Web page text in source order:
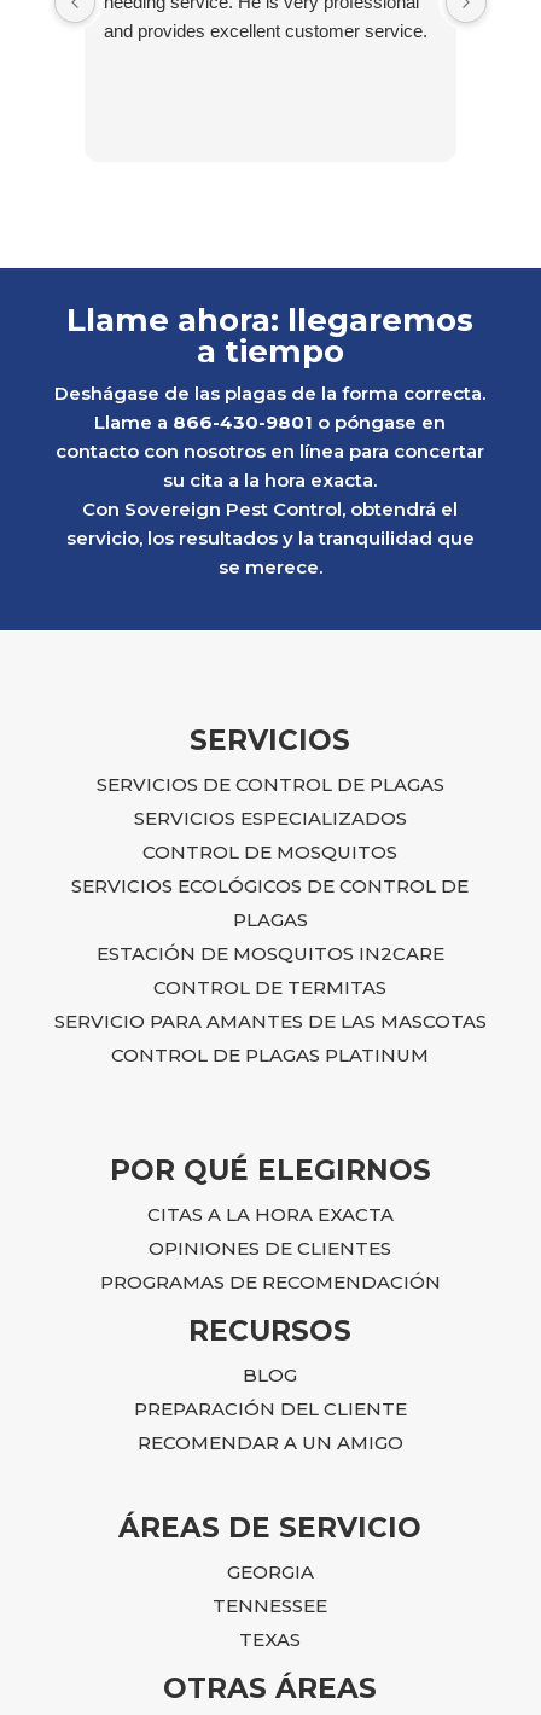
and provides excellent customer service.
Llame ahora: llegaremos
a tiempo
Deshágase de las plagas de la forma correcta.
Llame a 866-430-9801 o póngase en
contacto con nosotros en línea para concertar
su cita a la hora exacta.
Con Sovereign Pest Control, obtendrá el
servicio, los resultados y la tranquilidad que
se merece.
SERVICIOS
SERVICIOS DE CONTROL DE PLAGAS
SERVICIOS ESPECIALIZADOS
CONTROL DE MOSQUITOS
SERVICIOS ECOLÓGICOS DE CONTROL DE
PLAGAS
ESTACIÓN DE MOSQUITOS IN2CARE
CONTROL DE TERMITAS
SERVICIO PARA AMANTES DE LAS MASCOTAS
CONTROL DE PLAGAS PLATINUM
POR QUÉ ELEGIRNOS
CITAS A LA HORA EXACTA
OPINIONES DE CLIENTES
PROGRAMAS DE RECOMENDACIÓN
RECURSOS
BLOG
PREPARACIÓN DEL CLIENTE
RECOMENDAR A UN AMIGO
ÁREAS DE SERVICIO
GEORGIA
TENNESSEE
TEXAS
OTRAS ÁREAS